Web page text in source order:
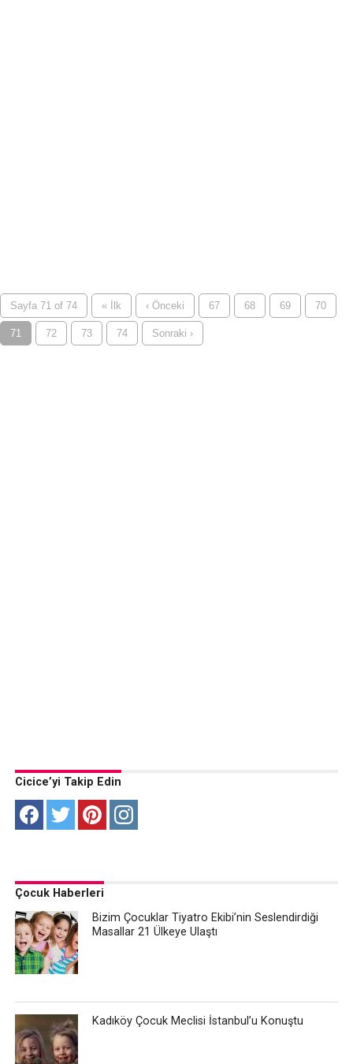
Sayfa 71 of 74 « İlk ‹ Önceki 67 68 69 70
71 72 73 74 Sonraki ›
Cicice’yi Takip Edin
Çocuk Haberleri
Bizim Çocuklar Tiyatro Ekibi’nin Seslendirdiği
Masallar 21 Ülkeye Ulaştı
Kadıköy Çocuk Meclisi İstanbul’u Konuştu